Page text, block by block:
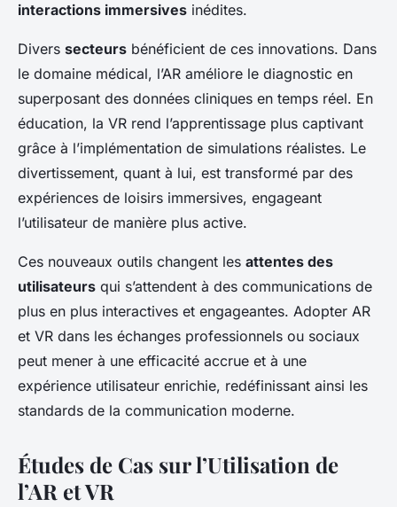
interactions immersives inédites.
Divers secteurs bénéficient de ces innovations. Dans
le domaine médical, l’AR améliore le diagnostic en
superposant des données cliniques en temps réel. En
éducation, la VR rend l’apprentissage plus captivant
grâce à l’implémentation de simulations réalistes. Le
divertissement, quant à lui, est transformé par des
expériences de loisirs immersives, engageant
l’utilisateur de manière plus active.
Ces nouveaux outils changent les attentes des
utilisateurs qui s’attendent à des communications de
plus en plus interactives et engageantes. Adopter AR
et VR dans les échanges professionnels ou sociaux
peut mener à une efficacité accrue et à une
expérience utilisateur enrichie, redéfinissant ainsi les
standards de la communication moderne.
Études de Cas sur l’Utilisation de
l’AR et VR